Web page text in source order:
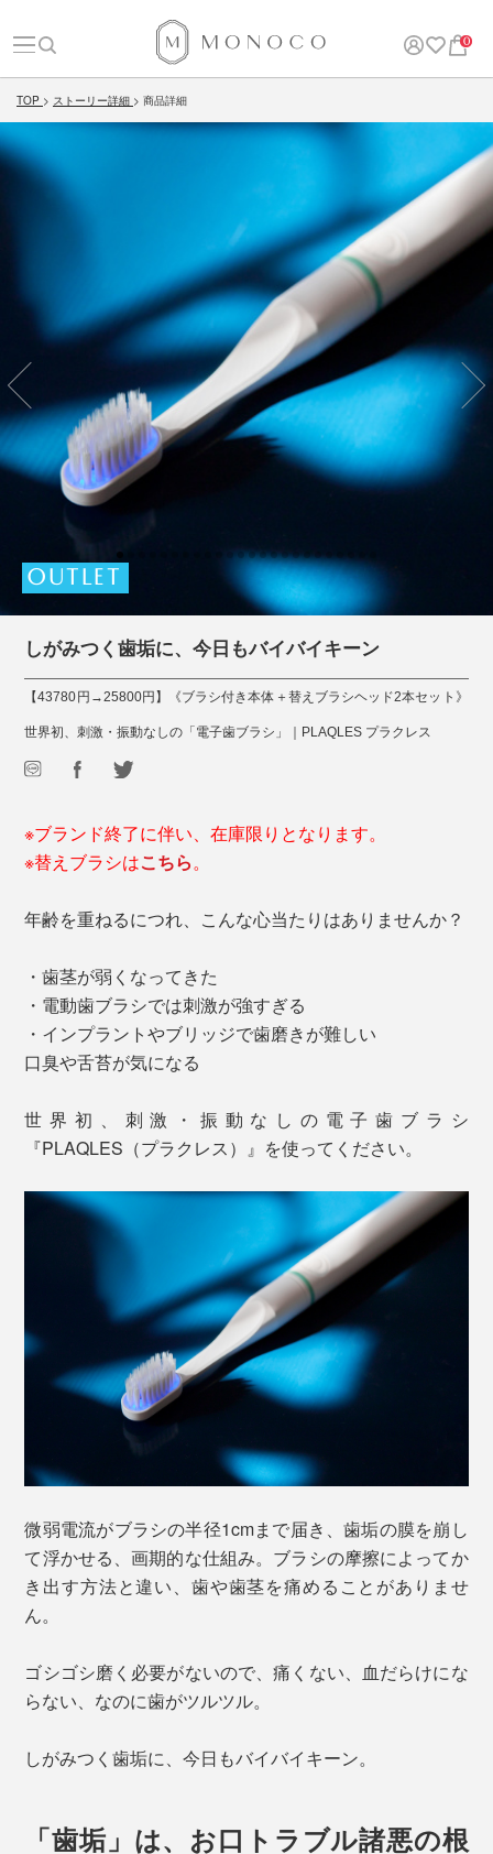
0
TOP ストーリー詳細 商品詳細
OUTLET
しがみつく歯垢に、今日もバイバイキーン
【43780円→25800円】《ブラシ付き本体＋替えブラシヘッド2本セット》
世界初、刺激・振動なしの「電子歯ブラシ」｜PLAQLES プラクレス
※ブランド終了に伴い、在庫限りとなります。
※替えブラシはこちら。
年齢を重ねるにつれ、こんな心当たりはありませんか？
・歯茎が弱くなってきた
・電動歯ブラシでは刺激が強すぎる
・インプラントやブリッジで歯磨きが難しい
口臭や舌苔が気になる
世界初、刺激・振動なしの電子歯ブラシ
『PLAQLES（プラクレス）』を使ってください。
微弱電流がブラシの半径1cmまで届き、歯垢の膜を崩し
て浮かせる、画期的な仕組み。ブラシの摩擦によってか
き出す方法と違い、歯や歯茎を痛めることがありませ
ん。
ゴシゴシ磨く必要がないので、痛くない、血だらけにな
らない、なのに歯がツルツル。
しがみつく歯垢に、今日もバイバイキーン。
「歯垢」は、お口トラブル諸悪の根